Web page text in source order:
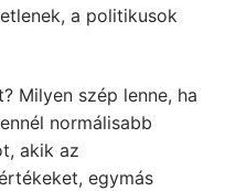
a politikusok
Milyen szép lenne, ha
normálisabb
akik az
egymás